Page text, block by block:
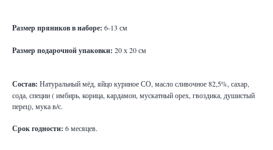
Размер пряников в наборе: 6-13 см
Размер подарочной упаковки: 20 х 20 см
Состав: Натуральный мёд, яйцо куриное СО, масло сливочное 82,5%, сахар,
сода, специи ( имбирь, корица, кардамон, мускатный орех, гвоздика, душистый
перец), мука в/с.
Срок годности: 6 месяцев.